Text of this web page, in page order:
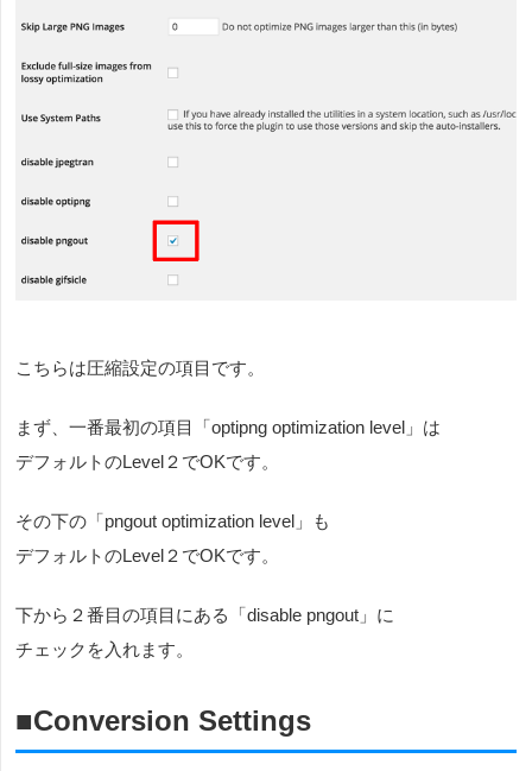
こちらは圧縮設定の項目です。
まず、一番最初の項目「optipng optimization level」は
デフォルトのLevel２でOKです。
その下の「pngout optimization level」も
デフォルトのLevel２でOKです。
下から２番目の項目にある「disable pngout」に
チェックを入れます。
■Conversion Settings